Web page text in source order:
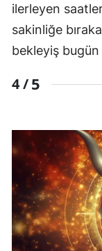
ilerleyen
sakinliğe
bekleyiş
4 /5